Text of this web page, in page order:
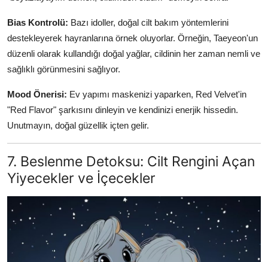
Bias Kontrolü: Bazı idoller, doğal cilt bakım yöntemlerini
destekleyerek hayranlarına örnek oluyorlar. Örneğin, Taeyeon'un
düzenli olarak kullandığı doğal yağlar, cildinin her zaman nemli ve
sağlıklı görünmesini sağlıyor.
Mood Önerisi: Ev yapımı maskenizi yaparken, Red Velvet'in
"Red Flavor" şarkısını dinleyin ve kendinizi enerjik hissedin.
Unutmayın, doğal güzellik içten gelir.
7. Beslenme Detoksu: Cilt Rengini Açan
Yiyecekler ve İçecekler